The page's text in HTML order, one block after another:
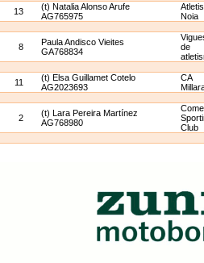
13
(t) Natalia Alonso Arufe
AG765975
Noia
8
Paula Andisco Vieites
GA768834
de
11
(t) Elsa Guillamet Cotelo
AG2023693
CA
2
(t) Lara Pereira Martínez
AG768980
Club